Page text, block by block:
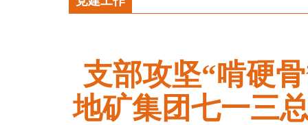
支部攻坚“啃硬
地矿集团七一三